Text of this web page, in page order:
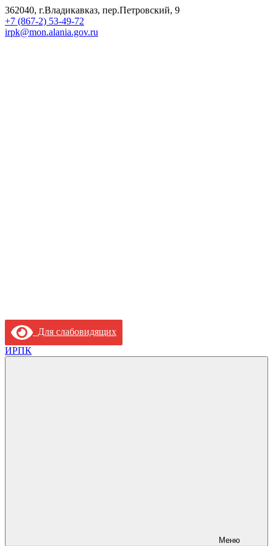
362040, г.Владикавказ, пер.Петровский, 9
+7 (867-2) 53-49-72
irpk@mon.alania.gov.ru
Для слабовидящих
ИРПК
Меню